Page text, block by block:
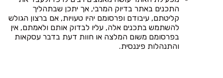
התכנים באתר בדיוק המרבי, אך יתכן שבתהליך
קליטתם, עיבודם ופרסומם יהיו טעויות, אם ברצון הגולש
להשתמש בתכנים אלה, עליו לבדוק אותם ולאמתם, אין
בפרסומם משום המלצה או חוות דעת בדבר עסקאות
והתנהלות פיננסית.